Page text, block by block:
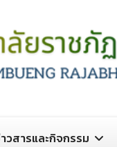
วสารและกิจกรรม